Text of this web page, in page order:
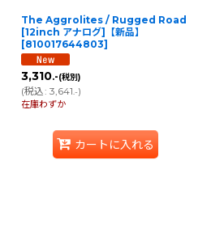
The Aggrolites / Rugged Road
[12inch アナログ]【新品】
[810017644803]
3,310.-(税別)
(税込: 3,641.-)
在庫わずか
カートに入れる